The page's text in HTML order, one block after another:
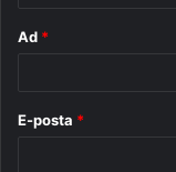
Ad *
E-posta *